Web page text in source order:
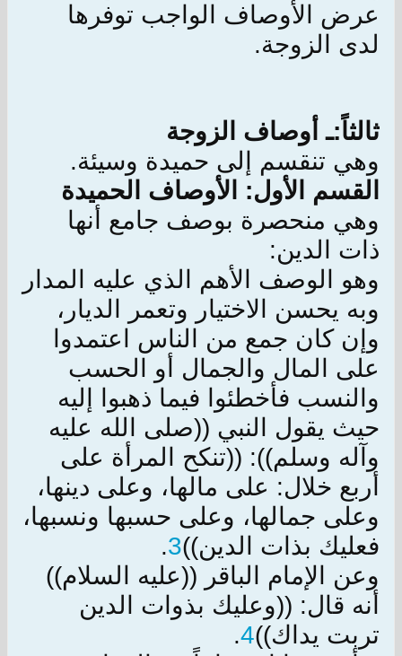
عرض الأوصاف الواجب توفرها
لدى الزوجة.
ثالثاً:ـ أوصاف الزوجة
وهي تنقسم إلى حميدة وسيئة.
القسم الأول: الأوصاف الحميدة
وهي منحصرة بوصف جامع أنها
ذات الدين:
وهو الوصف الأهم الذي عليه المدار
وبه يحسن الاختيار وتعمر الديار،
وإن كان جمع من الناس اعتمدوا
على المال والجمال أو الحسب
والنسب فأخطئوا فيما ذهبوا إليه
حيث يقول النبي ((صلى الله عليه
وآله وسلم)): ((تنكح المرأة على
أربع خلال: على مالها، وعلى دينها،
وعلى جمالها، وعلى حسبها ونسبها،
فعليك بذات الدين))3
.
وعن الإمام الباقر ((عليه السلام))
أنه قال: ((وعليك بذوات الدين
تربت يداك))4
.